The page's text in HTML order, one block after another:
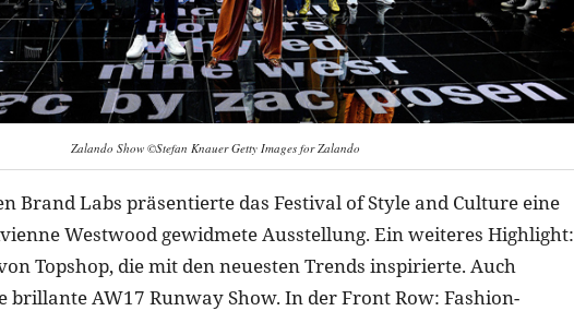
Zalando Show ©Stefan Knauer Getty Images for Zalando
Brand Labs präsentierte das Festival of Style and Culture eine
Westwood gewidmete Ausstellung. Ein weiteres Highlight:
Topshop, die mit den neuesten Trends inspirierte. Auch
brillante AW17 Runway Show. In der Front Row: Fashion-